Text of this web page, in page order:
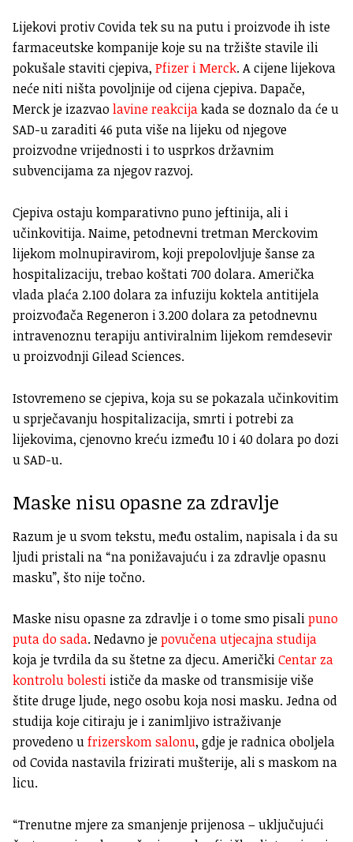
Lijekovi protiv Covida tek su na putu i proizvode ih iste
farmaceutske kompanije koje su na tržište stavile ili
pokušale staviti cjepiva, Pfizer i Merck. A cijene lijekova
neće niti ništa povoljnije od cijena cjepiva. Dapače,
Merck je izazvaolavine reakcijakada se doznalo da će u
SAD-u zaraditi 46 puta više na lijeku od njegove
proizvodne vrijednosti i to usprkos državnim
subvencijama za njegov razvoj.
Cjepiva ostaju komparativno puno jeftinija, ali i
učinkovitija. Naime, petodnevni tretman Merckovim
lijekom molnupiravirom, koji prepolovljuje šanse za
hospitalizaciju, trebao koštati 700 dolara. Američka
vlada plaća 2.100 dolara za infuziju koktela antitijela
proizvođača Regeneron i 3.200 dolara za petodnevnu
intravenoznu terapiju antiviralnim lijekom remdesevir
u proizvodnji Gilead Sciences.
Istovremeno se cjepiva, koja su se pokazala učinkovitim
u sprječavanju hospitalizacija, smrti i potrebi za
lijekovima, cjenovno kreću između 10 i 40 dolara po dozi
u SAD-u.
Maske nisu opasne za zdravlje
Razum je u svom tekstu, među ostalim, napisala i da su
ljudi pristali na “na ponižavajuću i za zdravlje opasnu
masku”, što nije točno.
Maske nisu opasne za zdravlje i o tome smo pisalipuno
puta do sada. Nedavno jepovučena utjecajna studija
koja je tvrdila da su štetne za djecu. AmeričkiCentar za
kontrolu bolesti ističe da maske od transmisije više
štite druge ljude, nego osobu koja nosi masku. Jedna od
studija koje citiraju je i zanimljivo istraživanje
provedeno ufrizerskom salonu, gdje je radnica oboljela
od Covida nastavila frizirati mušterije, ali s maskom na
licu.
“Trenutne mjere za smanjenje prijenosa – uključujući